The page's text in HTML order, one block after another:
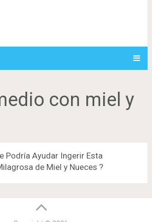
con miel y
Podría Ayudar Ingerir Esta
de Miel y Nueces ?